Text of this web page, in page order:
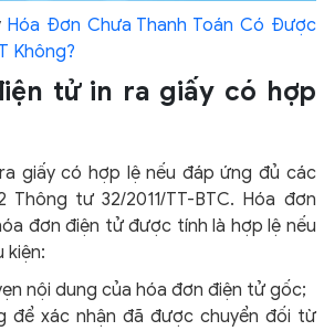
Hóa Đơn Chưa Thanh Toán Có Được
Không?
tử in ra giấy có hợp
giấy có hợp lệ nếu đáp ứng đủ các
Thông tư 32/2011/TT-BTC. Hóa đơn
đơn điện tử được tính là hợp lệ nếu
kiện:
nội dung của hóa đơn điện tử gốc;
để xác nhận đã được chuyển đối từ